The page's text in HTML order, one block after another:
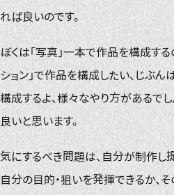
れば良いのです。
ぼくは「写真」一本で作品を構成す
ション」で作品を構成したい、じぶん
構成するよ、様々なやり方があるでし
良いと思います。
気にするべき問題は、自分が制作し
自分の目的・狙いを発揮できるか、そ